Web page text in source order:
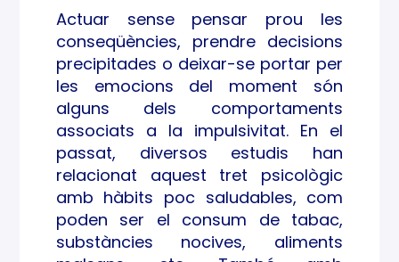
at
Actuar sense pensar prou les
conseqüències, prendre decisions
precipitades o deixar-se portar per
les emocions del moment són
alguns dels comportaments
associats a la impulsivitat. En el
passat, diversos estudis han
relacionat aquest tret psicològic
amb hàbits poc saludables, com
poden ser el consum de tabac,
substàncies nocives, aliments